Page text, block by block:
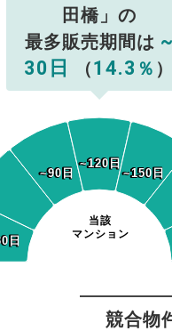
田橋」の
最多販売期間は ~
30日
（14.3 ％ ）
当該
マンション
日
日
~90日
~90日
~120日
~120日
~150日
~150日
競合物